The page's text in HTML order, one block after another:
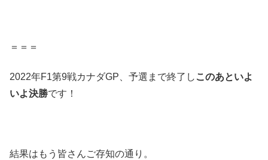
＝＝＝
2022年F1第9戦カナダGP、予選まで終了し このあといよ
いよ決勝です！
結果はもう皆さんご存知の通り。